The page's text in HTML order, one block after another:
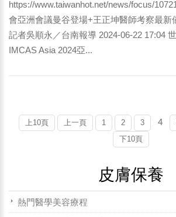
https://www.taiwanhot.net/news/focus/
會亞洲會議曼谷登場+王正坤醫師考察最新
記者吳順永／台南報導 2024-06-22 17:04
IMCAS Asia 2024亞...
上10頁 上一頁 1 2 3 4
下10頁
皮膚保養
熱門醫學美容療程